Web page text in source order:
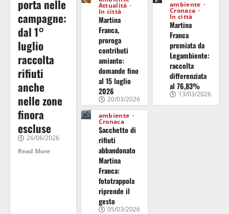
porta nelle
campagne:
dal 1°
luglio
raccolta
rifiuti
anche
nelle zone
finora
escluse
26/06/2026
Read More
Attualità
In città
Martina
Franca,
proroga
contributi
amianto:
domande fino
al 15 luglio
2026
20/03/2026
ambiente
Cronaca
In città
Martina
Franca
premiata da
Legambiente:
raccolta
differenziata
al 76,83%
13/03/2026
ambiente
Cronaca
Sacchetto di
rifiuti
abbandonato
Martina
Franca:
fototrappola
riprende il
gesto
05/03/2026